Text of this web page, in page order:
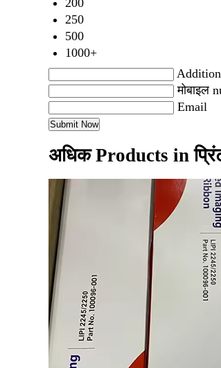
250
500
1000+
मोबाइल
Email
अधिक Products in